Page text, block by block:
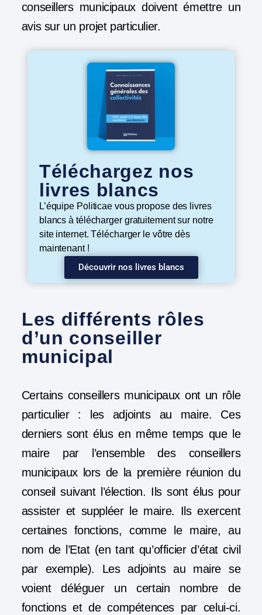
conseillers municipaux doivent émettre un
avis sur un projet particulier.
Téléchargez nos
livres blancs
L’équipe Politicae vous propose des livres
blancs à télécharger gratuitement sur notre
site internet. Télécharger le vôtre dès
maintenant !
Découvrir nos livres blancs
Les différents rôles
d’un conseiller
municipal
Certains conseillers municipaux ont un rôle
particulier :
les adjoints au maire. Ces
derniers sont élus en même temps que le
maire par l’ensemble des conseillers
municipaux lors de la première réunion du
conseil suivant l’élection. Ils sont élus pour
assister et suppléer le maire. Ils exercent
certaines fonctions, comme le maire, au
nom de l’Etat (en tant qu’officier d’état civil
par exemple). Les adjoints au maire se
voient déléguer un certain nombre de
fonctions et de compétences par celui-ci.